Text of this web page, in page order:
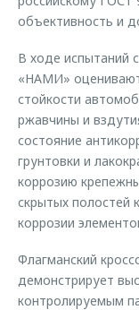
объективность и
В ходе испытаний
«НАМИ»
стойкости
ржавчины и
состояние
грунтовки и
коррозию
скрытых полостей
коррозии
Флагманский
демонстрирует
контролируемым